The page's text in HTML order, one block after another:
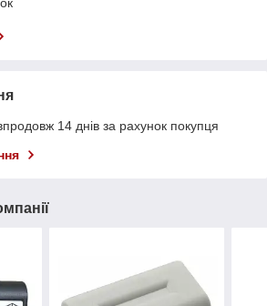
14 днів за рахунок покупця